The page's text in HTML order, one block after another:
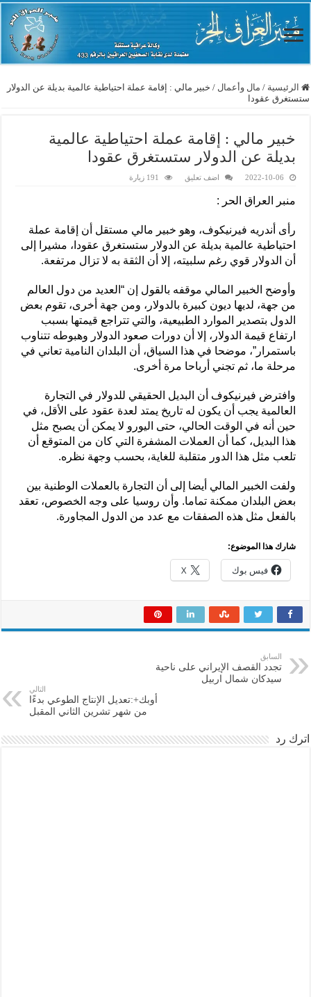
الرئيسية / مال وأعمال / خبير مالي : إقامة عملة احتياطية عالمية بديلة عن الدولار
ستستغرق عقودا
خبير مالي : إقامة عملة احتياطية عالمية
بديلة عن الدولار ستستغرق عقودا
2022-10-06 اضف تعليق 191 زيارة
منبر العراق الحر :
رأى أندريه فيرنيكوف، وهو خبير مالي مستقل أن إقامة عملة
احتياطية عالمية بديلة عن الدولار ستستغرق عقودا، مشيرا إلى
أن الدولار قوي رغم سلبيته، إلا أن الثقة به لا تزال مرتفعة.
وأوضح الخبير المالي موقفه بالقول إن “العديد من دول العالم
من جهة، لديها ديون كبيرة بالدولار، ومن جهة أخرى، تقوم بعض
الدول بتصدير الموارد الطبيعية، والتي تتراجع قيمتها بسبب
ارتفاع قيمة الدولار، إلا أن دورات صعود الدولار وهبوطه تتناوب
باستمرار”، موضحا في هذا السياق، أن البلدان النامية تعاني في
مرحلة ما، ثم تجني أرباحا مرة أخرى.
وافترض فيرنيكوف أن البديل الحقيقي للدولار في التجارة
العالمية يجب أن يكون له تاريخ يمتد لعدة عقود على الأقل، في
حين أنه في الوقت الحالي، حتى اليورو لا يمكن أن يصبح مثل
هذا البديل، كما أن العملات المشفرة التي كان من المتوقع أن
تلعب مثل هذا الدور متقلبة للغاية، بحسب وجهة نظره.
ولفت الخبير المالي أيضا إلى أن التجارة بالعملات الوطنية بين
بعض البلدان ممكنة تماما. وأن روسيا على وجه الخصوص، تعقد
بالفعل مثل هذه الصفقات مع عدد من الدول المجاورة.
شارك هذا الموضوع:
فيس بوك X
السابق
تجدد القصف الإيراني على ناحية
سيدكان شمال اربيل
التالي
أوبك+:تعديل الإنتاج الطوعي بدءًا
من شهر تشرين الثاني المقبل
اترك رد